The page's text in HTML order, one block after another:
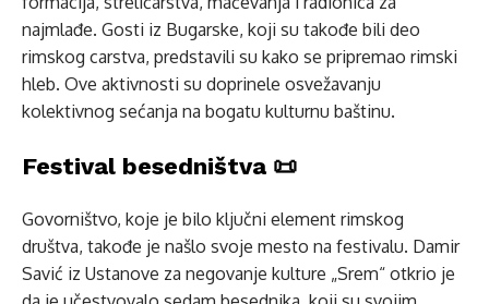
najmlađe. Gosti iz Bugarske, koji su takođe bili deo
rimskog carstva, predstavili su kako se pripremao rimski
hleb. Ove aktivnosti su doprinele osvežavanju
kolektivnog sećanja na bogatu kulturnu baštinu.
Festival besedništva 📜
Govorništvo, koje je bilo ključni element rimskog
društva, takođe je našlo svoje mesto na festivalu. Damir
Savić iz Ustanove za negovanje kulture „Srem“ otkrio je